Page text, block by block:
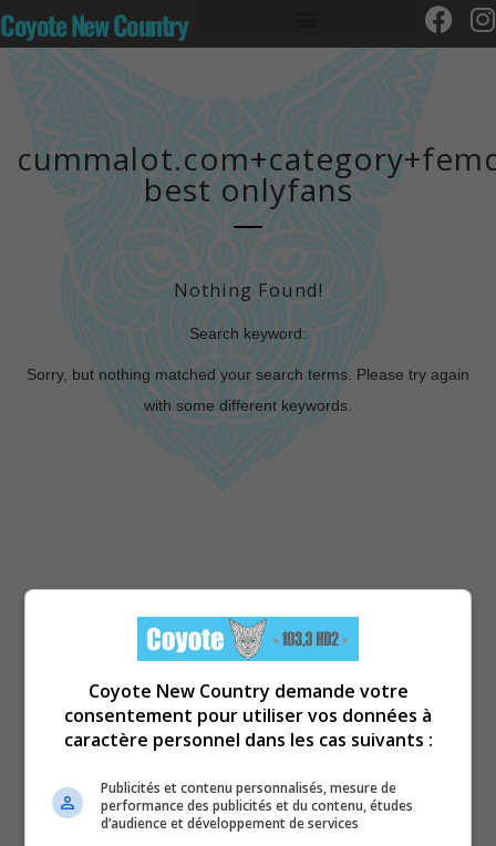
Coyote New Country
best onlyfans
Nothing Found!
Search keyword:
Sorry, but nothing matched your search terms. Please try again
with some different keywords.
Coyote New Country demande votre
consentement pour utiliser vos données à
caractère personnel dans les cas suivants :
Publicités et contenu personnalisés, mesure de
performance des publicités et du contenu, études
d’audience et développement de services